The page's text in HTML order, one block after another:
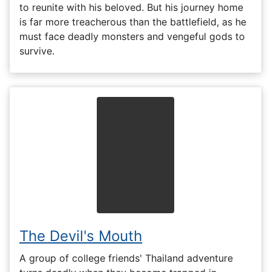
to reunite with his beloved. But his journey home
is far more treacherous than the battlefield, as he
must face deadly monsters and vengeful gods to
survive.
The Devil's Mouth
A group of college friends' Thailand adventure